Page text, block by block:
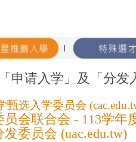
|
申请入学」及「分
甄选入学委员会
会联合会 - 113学年
委员会 (uac.edu.tw)